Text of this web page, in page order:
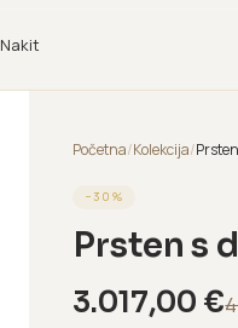
Nakit
Početna/Kolekcija/
−30 %
Prsten s
3.017,00 €